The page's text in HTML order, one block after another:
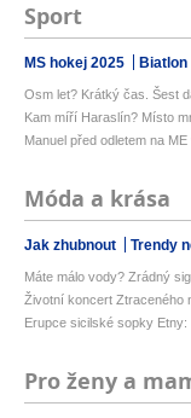
Sport
MS hokej 2025 Biatlon
Osm let? Krátký čas. Šest
Kam míří Haraslín? Místo
Manuel před odletem na
Móda a krása
Jak zhubnout Trendy
Máte málo vody? Zrádný
Životní koncert Ztraceného
Erupce sicilské sopky
Pro ženy a